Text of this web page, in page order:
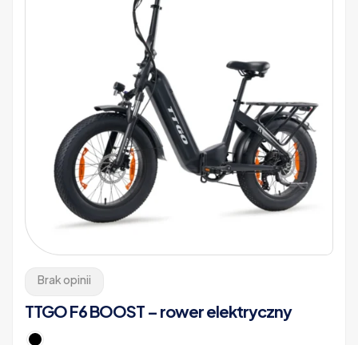
Brak opinii
TTGO F6 BOOST – rower elektryczny